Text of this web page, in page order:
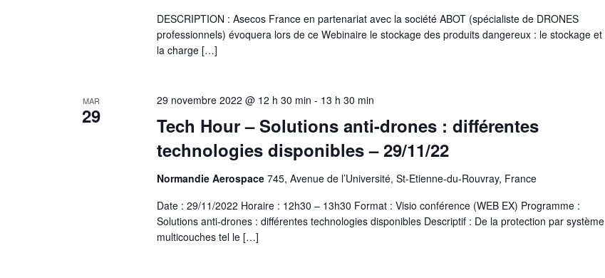
DESCRIPTION : Asecos France en partenariat avec la société ABOT (spécialiste de DRONES
professionnels) évoquera lors de ce Webinaire le stockage des produits dangereux : le stockage et
la charge […]
MAR
29
Tech Hour – Solutions anti-drones : différentes
technologies disponibles – 29/11/22
29 novembre 2022 @ 12 h 30 min - 13 h 30 min
Normandie Aerospace 745, Avenue de l’Université, St-Etienne-du-Rouvray, France
Date : 29/11/2022 Horaire : 12h30 – 13h30 Format : Visio conférence (WEB EX) Programme :
Solutions anti-drones : différentes technologies disponibles Descriptif : De la protection par système
multicouches tel le […]